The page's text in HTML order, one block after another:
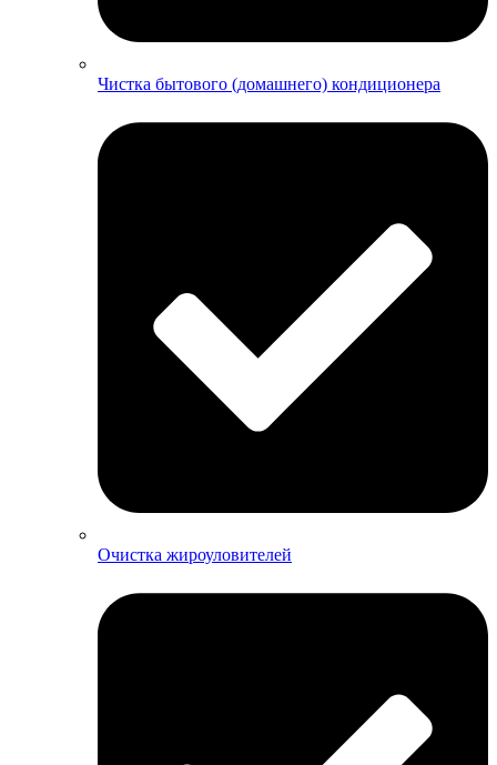
Чистка бытового (домашнего) кондиционера
Очистка жироуловителей